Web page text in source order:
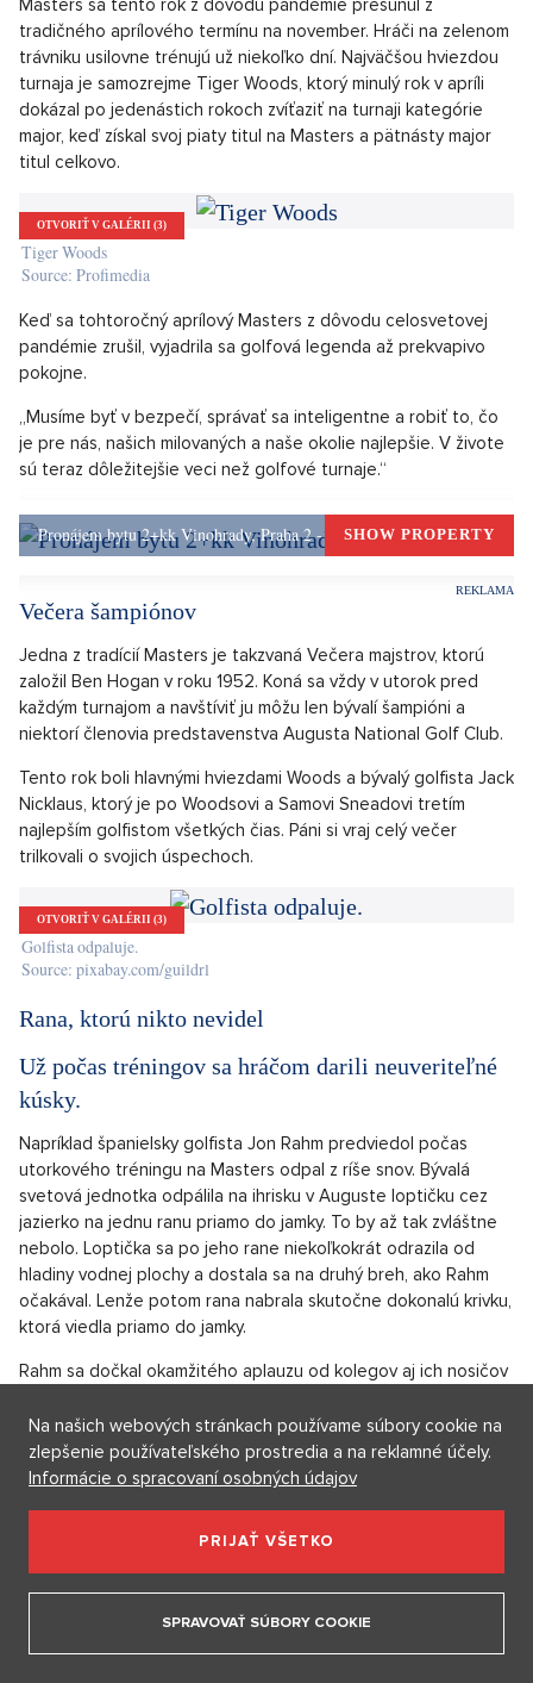
Hoci aj športovci pocítili silu neviditeľného nepriateľa
koronavírusu, golfisti si mädlia ruky. Tento šport sa totiž
pestuje jednotlivo a na čerstvom vzduchu, takže nič nebráni
zahájeniu tradičného turnaja majstrov Masters. Profesionálni
golfisti predvedú svoje zručnosti už dnes v meste Augusta.
Hviezdny Tiger Woods
Masters sa tento rok z dôvodu pandémie presunul z
tradičného aprílového termínu na november. Hráči na zelenom
trávniku usilovne trénujú už niekoľko dní. Najväčšou hviezdou
dokázal po jedenástich rokoch zvíťaziť na turnaji kategórie
major, keď získal svoj piaty titul na Masters a pätnásty major
titul celkovo.
OTVORIŤ V GALÉRII (3)
Tiger Woods
Keď sa tohtoročný aprílový Masters z dôvodu celosvetovej
pandémie zrušil, vyjadrila sa golfová legenda až prekvapivo
pokojne.
„Musíme byť v bezpečí, správať sa inteligentne a robiť to, čo
sú teraz dôležitejšie veci než golfové turnaje.“
Pronájem bytu 2+kk Vinohrady, Praha 2 - 72 m², Praha 2
SHOW PROPERTY
Večera šampiónov
Jedna z tradícií Masters je takzvaná Večera majstrov, ktorú
každým turnajom a navštíviť ju môžu len bývalí šampióni a
Tento rok boli hlavnými hviezdami Woods a bývalý golfista Jack
Nicklaus, ktorý je po Woodsovi a Samovi Sneadovi tretím
najlepším golfistom všetkých čias. Páni si vraj celý večer
trilkovali o svojich úspechoch.
OTVORIŤ V GALÉRII (3)
Golfista odpaluje.
Source: pixabay.com/guildrl
Rana, ktorú nikto nevidel
Už počas tréningov sa hráčom darili neuveriteľné
Napríklad španielsky golfista Jon Rahm predviedol počas
utorkového tréningu na Masters odpal z ríše snov. Bývalá
jazierko na jednu ranu priamo do jamky. To by až tak zvláštne
nebolo. Loptička sa po jeho rane niekoľkokrát odrazila od
hladiny vodnej plochy a dostala sa na druhý breh, ako Rahm
ktorá viedla priamo do jamky.
Na našich webových stránkach používame súbory cookie na
zlepšenie používateľského prostredia a na reklamné účely.
Informácie o spracovaní osobných údajov
PRIJAŤ VŠETKO
SPRAVOVAŤ SÚBORY COOKIE